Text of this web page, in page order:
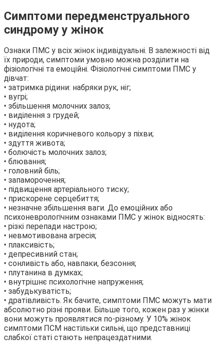
Симптоми передменструального
синдрому у жінок
Ознаки ПМС у всіх жінок індивідуальні. В залежності від
їх природи, симптоми умовно можна розділити на
фізіологічні та емоційні. Фізіологічні симптоми ПМС у
дівчат:
• затримка рідини: набряки рук, ніг;
• вугрі;
• збільшення молочних залоз;
• виділення з грудей;
• нудота;
• виділення коричневого кольору з піхви;
• здуття живота;
• болючість молочних залоз;
• блювання;
• головний біль;
• запаморочення;
• підвищення артеріального тиску;
• прискорене серцебиття;
• незначне збільшення ваги. До емоційних або
психоневрологічним ознаками ПМС у жінок відносять:
• різкі перепади настрою;
• невмотивована агресія;
• плаксивість;
• депресивний стан;
• сонливість або, навпаки, безсоння;
• плутанина в думках;
• внутрішнє психологічне напруження;
• забудькуватість;
• дратівливість. Як бачите, симптоми ПМС можуть мати
абсолютно різні прояви. Більше того, кожен раз у жінки
вони можуть проявлятися по-різному. У 10% жінок
симптоми ПСМ настільки сильні, що представниці
слабкої статі стають непрацездатними.